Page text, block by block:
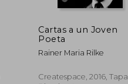
Cartas a un Joven
Poeta
Rainer Maria Rilke
Createspace, 2016, Tapa